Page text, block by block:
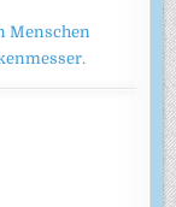
Menschen